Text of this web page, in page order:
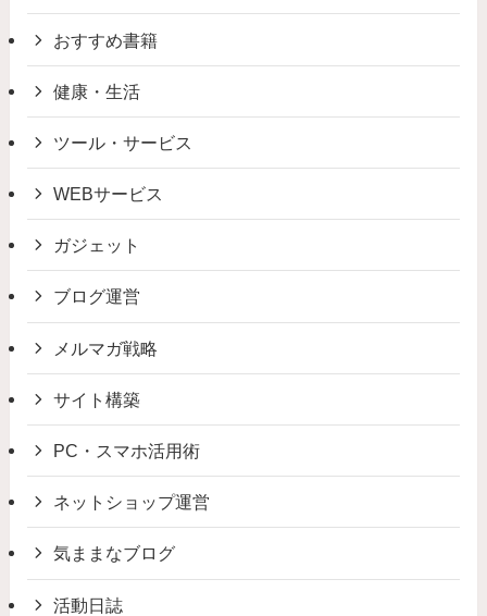
おすすめ書籍
健康・生活
ツール・サービス
WEBサービス
ガジェット
ブログ運営
メルマガ戦略
サイト構築
PC・スマホ活用術
ネットショップ運営
気ままなブログ
活動日誌